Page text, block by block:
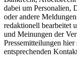
dabei um Personalien,
oder andere
redaktionell bearbeitet
und Meinungen der
Pressemitteilungen
entsprechenden